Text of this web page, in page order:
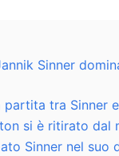
Sinner
partita tra Sinner
si è ritirato dal
Sinner nel suo